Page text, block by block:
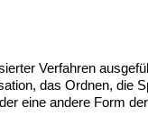
Verfahren
das Ordnen, die
eine andere Form